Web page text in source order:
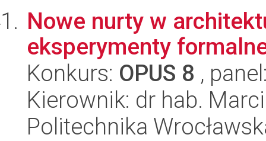
Nowe nurty w
eksperymenty
Konkurs: OPUS 8 ,
Kierownik: dr hab.
Politechnika